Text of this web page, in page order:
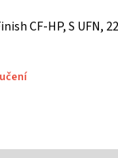
CF-HP, S UFN,